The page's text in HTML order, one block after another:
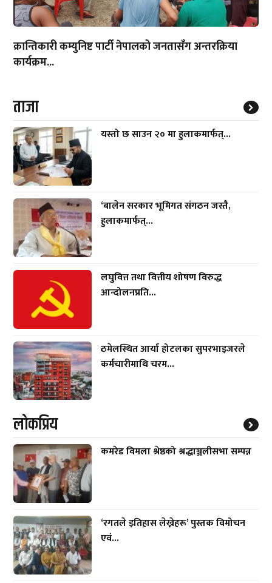
क्रान्तिकारी कम्युनिष्ट पार्टी नेपालको जनतासँग अन्तरक्रिया
कार्यक्रम...
ताजा
यस्तो छ साउन २० मा हुलाकमार्फत्...
‘बालेन सरकार भूमिगत संगठन जस्तै,
हुलाकमार्फत्...
लघुवित्त तथा वित्तीय शोषण विरुद्ध
आन्दोलनप्रति...
ठमेलस्थित आर्या होटलका सुपरभाइजरले
कर्मचारीमाथि चरम...
लाेकप्रिय
कमरेड विमला श्रेष्ठको श्रद्धाञ्जलीसभा सम्पन्न
‘रगतले इतिहास लेख्नेहरू’ पुस्तक विमोचन
एवं...